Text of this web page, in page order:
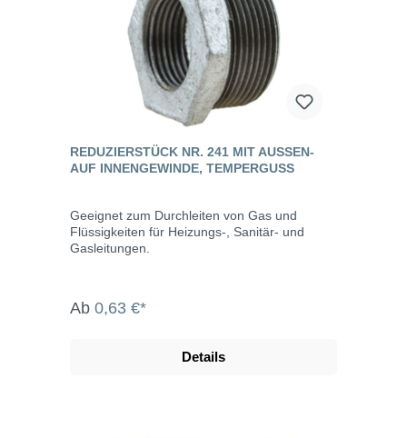
REDUZIERSTÜCK NR. 241 MIT AUSSEN- A
UF INNENGEWINDE, TEMPERGUSS
Geeignet zum Durchleiten von Gas und
Flüssigkeiten für Heizungs-, Sanitär- und
Gasleitungen.
Ab 0,63 €*
Details